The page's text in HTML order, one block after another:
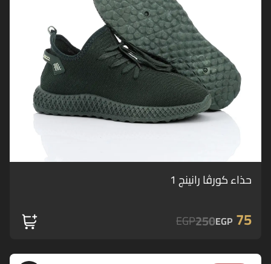
حذاء كورڤا رانينج 1
75
EGP
250
EGP